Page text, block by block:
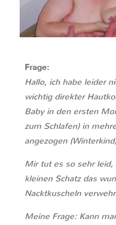
Frage:
Hallo, ich habe leider
wichtig direkter
Baby in den ersten
zum Schlafen) in
angezogen
Mir tut es so sehr leid,
kleinen Schatz das
Nacktkuscheln
Meine Frage: Kann